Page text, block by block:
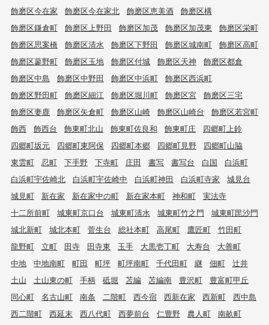
飾磨区今在家
飾磨区今在家北 飾磨区恵美酒
飾磨区構
飾磨区鎌倉町
飾磨区上野田 飾磨区加茂 飾磨区加茂東
飾磨区栄町
飾磨区思案橋
飾磨区清水 飾磨区下野田 飾磨区城南町
飾磨区高町
飾磨区蓼野町
飾磨区玉地 飾磨区付城 飾磨区天神
飾磨区都倉
飾磨区中島
飾磨区中野田 飾磨区中浜町
飾磨区西浜町
飾磨区野田町
飾磨区細江 飾磨区堀川町 飾磨区宮
飾磨区三宅
飾磨区妻鹿
飾磨区矢倉町 飾磨区山崎 飾磨区山崎台
飾磨区若宮町
飾西
飾西台 飾東町北山 飾東町佐良和 飾東町庄
四郷町上鈴
四郷町坂元
四郷町東阿保 四郷町本郷 四郷町見野
四郷町山脇
東雲町
忍町 下手野 下寺町 庄田 書写 書写台 白国
白浜町
白浜町宇佐崎北
白浜町宇佐崎中 白浜町神田 白浜町寺家
城見台
城見町
新在家 新在家中の町 新在家本町 神和町
実法寺
十二所前町
城東町京口台 城東町清水 城東町竹之門
城東町毘沙門
城北新町
城北本町 菅生台 総社本町 高尾町 鷹匠町
竹田町
龍野町
立町 田寺 田寺東 玉手 大黒壱丁町 大寿台
大善町
中地
中地南町 町田 町坪 町坪南町 千代田町 継 佃町
辻井
土山
土山東の町 手柄 砥堀 苫編 苫編南 豊沢町
豊富町甲丘
同心町
名古山町 南条 二階町 西今宿 西新在家 西新町
西中島
西二階町
西延末 西八代町 西夢前台 仁豊野 農人町
南畝町